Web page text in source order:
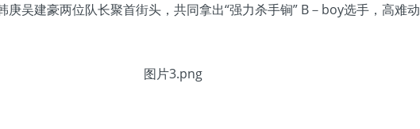
庚吴建豪两位队长聚首街头，共同拿出“强力杀手锏” B－boy选手，高难动